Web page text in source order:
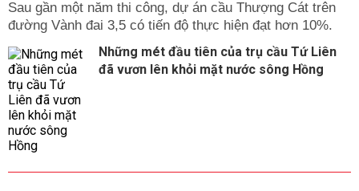
Sau gần một năm thi công, dự án cầu Thượng Cát trên
đường Vành đai 3,5 có tiến độ thực hiện đạt hơn 10%.
Những mét đầu tiên của trụ cầu Tứ Liên
đã vươn lên khỏi mặt nước sông Hồng